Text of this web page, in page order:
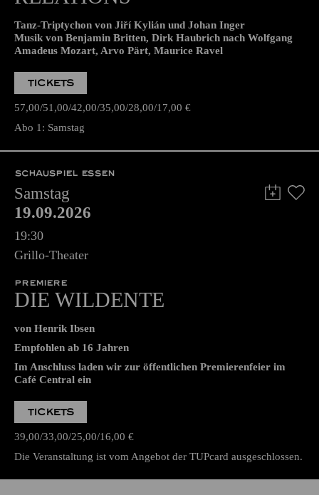
Tanz-Triptychon von Jiří Kylián und Johan Inger
Musik von Benjamin Britten, Dirk Haubrich nach Wolfgang
Amadeus Mozart, Arvo Pärt, Maurice Ravel
TICKETS
57,00 51,00 42,00 35,00 28,00 17,00 €
Abo 1: Samstag
SCHAUSPIEL ESSEN
Samstag
19.09.2026
19:30
Grillo-Theater
PREMIERE
DIE WILDENTE
von Henrik Ibsen
Empfohlen ab 16 Jahren
Im Anschluss laden wir zur öffentlichen Premierenfeier im
Café Central ein
TICKETS
39,00 33,00 25,00 16,00 €
Die Veranstaltung ist vom Angebot der TUPcard ausgeschlossen.